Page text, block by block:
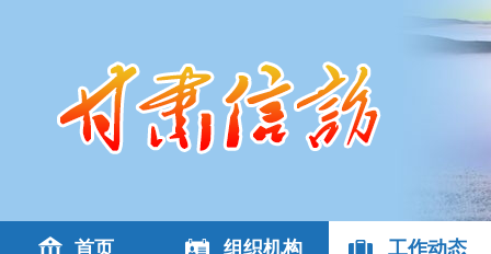
首页 组织机构 工作动态